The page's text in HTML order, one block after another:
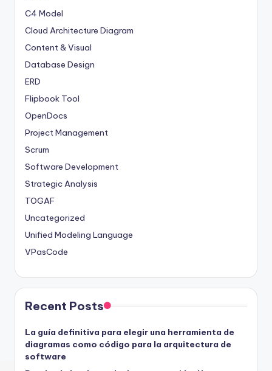
C4 Model
Cloud Architecture Diagram
Content & Visual
Database Design
ERD
Flipbook Tool
OpenDocs
Project Management
Scrum
Software Development
Strategic Analysis
TOGAF
Uncategorized
Unified Modeling Language
VPasCode
Recent Posts
La guía definitiva para elegir una herramienta de
diagramas como código para la arquitectura de
software